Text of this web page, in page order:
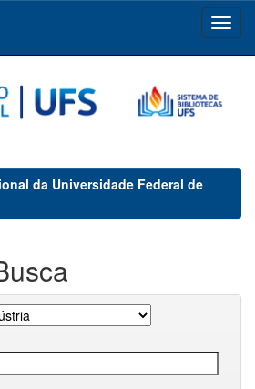
da Universidade Federal de